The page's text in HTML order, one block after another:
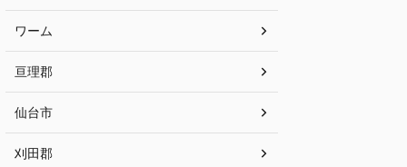
ワーム
亘理郡
仙台市
刈田郡